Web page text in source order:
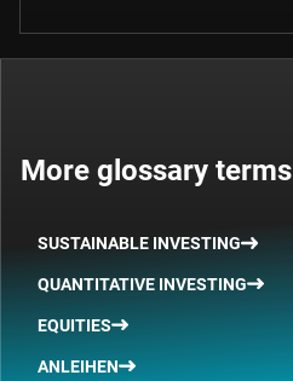
More glossary terms
SUSTAINABLE INVESTING
QUANTITATIVE INVESTING
EQUITIES
ANLEIHEN